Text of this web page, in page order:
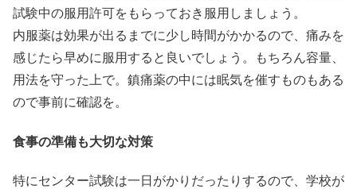
試験中の服用許可をもらっておき服用しましょう。
内服薬は効果が出るまでに少し時間がかかるので、痛みを
感じたら早めに服用すると良いでしょう。もちろん容量、
用法を守った上で。鎮痛薬の中には眠気を催すものもある
ので事前に確認を。
食事の準備も大切な対策
特にセンター試験は一日がかりだったりするので、学校が